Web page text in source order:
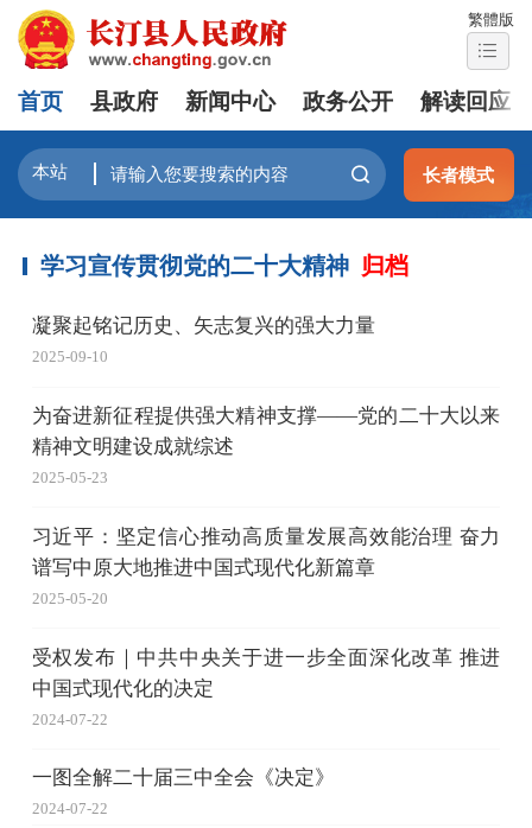
繁體版
首页 县政府 新闻中心 政务公开 解读回应
长者模式
学习宣传贯彻党的二十大精神 归档
凝聚起铭记历史、矢志复兴的强大力量
2025-09-10
为奋进新征程提供强大精神支撑——党的二十大以来
精神文明建设成就综述
2025-05-23
习近平：坚定信心推动高质量发展高效能治理 奋力
谱写中原大地推进中国式现代化新篇章
2025-05-20
受权发布｜中共中央关于进一步全面深化改革 推进
中国式现代化的决定
2024-07-22
一图全解二十届三中全会《决定》
2024-07-22